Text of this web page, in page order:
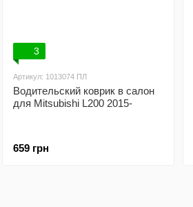
3
Артикул: 1013074 ПЛ
Водительский коврик в салон
для Mitsubishi L200 2015-
659 грн